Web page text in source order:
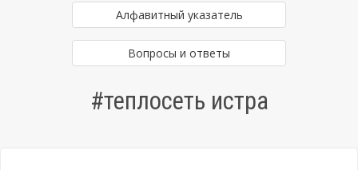
Алфавитный указатель
Вопросы и ответы
#теплосеть истра